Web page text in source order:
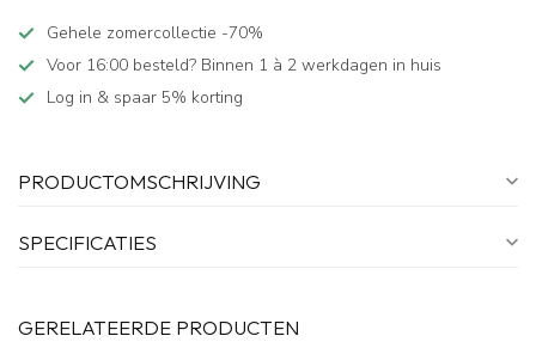
Gehele zomercollectie -70%
Voor 16:00 besteld? Binnen 1 à 2 werkdagen in huis
Log in & spaar 5% korting
PRODUCTOMSCHRIJVING
SPECIFICATIES
GERELATEERDE PRODUCTEN